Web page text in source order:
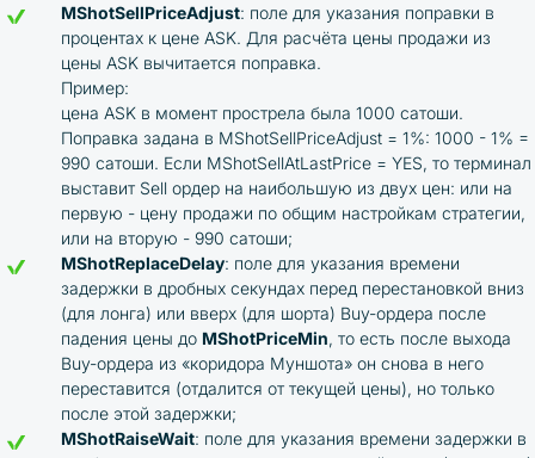
MShotSellPriceAdjust: поле для указания поправки в
процентах к цене ASK. Для расчёта цены продажи из
цены ASK вычитается поправка.
Пример:
цена ASK в момент прострела была 1000 сатоши.
Поправка задана в MShotSellPriceAdjust = 1%: 1000 - 1% =
990 сатоши. Если MShotSellAtLastPrice = YES, то терминал
выставит Sell ордер на наибольшую из двух цен: или на
первую - цену продажи по общим настройкам стратегии,
или на вторую - 990 сатоши;
MShotReplaceDelay: поле для указания времени
задержки в дробных секундах перед перестановкой вниз
(для лонга) или вверх (для шорта) Buy-ордера после
падения цены до MShotPriceMin, то есть после выхода
Buy-ордера из «коридора Муншота» он снова в него
переставится (отдалится от текущей цены), но только
после этой задержки;
MShotRaiseWait: поле для указания времени задержки в